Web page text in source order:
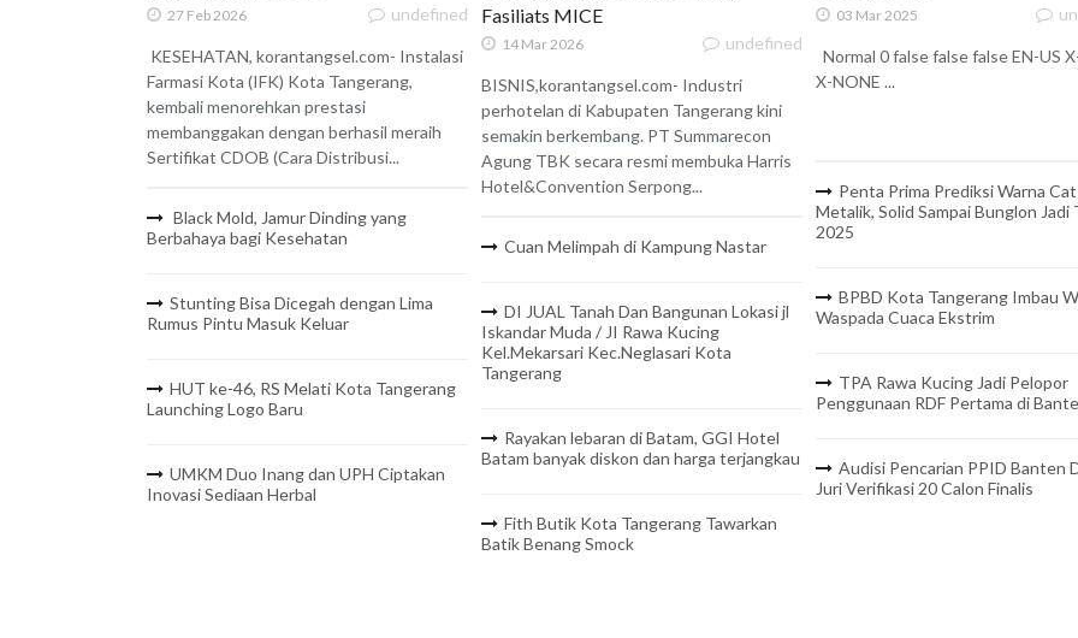
27 Feb 2026 undefined
KESEHATAN, korantangsel.com- Instalasi
Farmasi Kota (IFK) Kota Tangerang,
kembali menorehkan prestasi
membanggakan dengan berhasil meraih
Sertifikat CDOB (Cara Distribusi...
Black Mold, Jamur Dinding yang
Berbahaya bagi Kesehatan
Stunting Bisa Dicegah dengan Lima
Rumus Pintu Masuk Keluar
HUT ke-46, RS Melati Kota Tangerang
Launching Logo Baru
UMKM Duo Inang dan UPH Ciptakan
Inovasi Sediaan Herbal
Fasiliats MICE
14 Mar 2026 undefined
BISNIS,korantangsel.com- Industri
perhotelan di Kabupaten Tangerang kini
semakin berkembang. PT Summarecon
Agung TBK secara resmi membuka Harris
Hotel&Convention Serpong...
Cuan Melimpah di Kampung Nastar
DI JUAL Tanah Dan Bangunan Lokasi jl
Iskandar Muda / JI Rawa Kucing
Kel.Mekarsari Kec.Neglasari Kota
Tangerang
Rayakan lebaran di Batam, GGI Hotel
Batam banyak diskon dan harga terjangkau
Fith Butik Kota Tangerang Tawarkan
Batik Benang Smock
03 Mar 2025
Normal 0 false false false EN-US
X-NONE ...
Penta Prima Prediksi Warna
Metalik, Solid Sampai Bunglon Jadi
2025
BPBD Kota Tangerang Imbau
Waspada Cuaca Ekstrim
TPA Rawa Kucing Jadi Pelopor
Penggunaan RDF Pertama di
Audisi Pencarian PPID Banten
Juri Verifikasi 20 Calon Finalis